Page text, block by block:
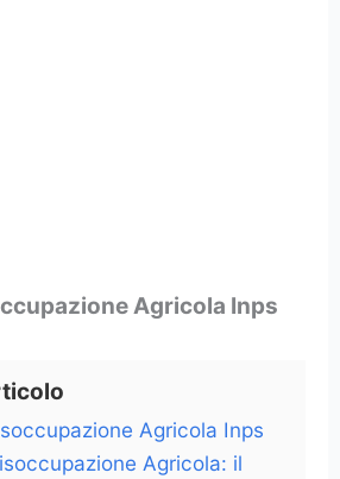
Agricola Inps
Agricola Inps
Agricola: il